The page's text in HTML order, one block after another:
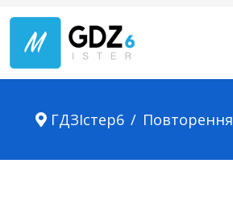
ГДЗІстер6 Повторення